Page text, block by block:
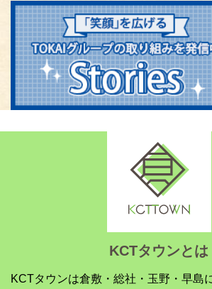
KCTタウンとは
KCTタウンは倉敷・総社・玉野・早島